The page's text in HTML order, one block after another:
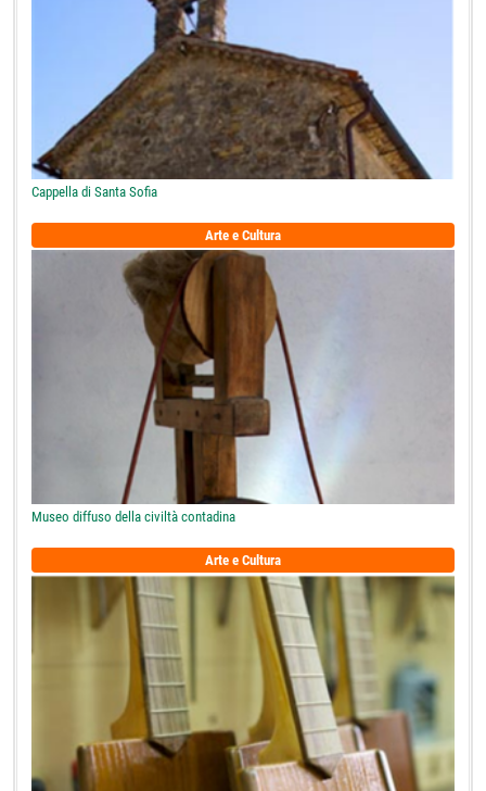
Cappella di Santa Sofia
Arte e Cultura
Museo diffuso della civiltà contadina
Arte e Cultura